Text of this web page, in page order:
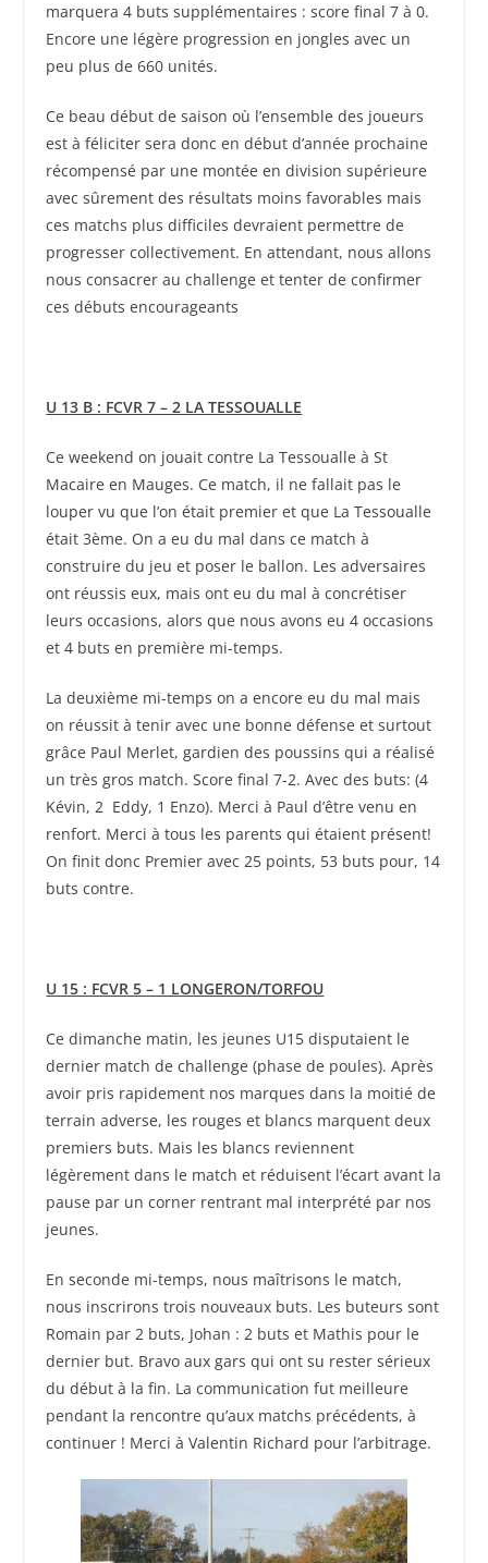
marquera 4 buts supplémentaires : score final 7 à 0.
Encore une légère progression en jongles avec un
peu plus de 660 unités.
Ce beau début de saison où l’ensemble des joueurs
est à féliciter sera donc en début d’année prochaine
récompensé par une montée en division supérieure
avec sûrement des résultats moins favorables mais
ces matchs plus difficiles devraient permettre de
progresser collectivement. En attendant, nous allons
nous consacrer au challenge et tenter de confirmer
ces débuts encourageants
U 13 B : FCVR 7 – 2 LA TESSOUALLE
Ce weekend on jouait contre La Tessoualle à St
Macaire en Mauges. Ce match, il ne fallait pas le
louper vu que l’on était premier et que La Tessoualle
était 3ème. On a eu du mal dans ce match à
construire du jeu et poser le ballon. Les adversaires
ont réussis eux, mais ont eu du mal à concrétiser
leurs occasions, alors que nous avons eu 4 occasions
et 4 buts en première mi-temps.
La deuxième mi-temps on a encore eu du mal mais
on réussit à tenir avec une bonne défense et surtout
grâce Paul Merlet, gardien des poussins qui a réalisé
un très gros match. Score final 7-2. Avec des buts: (4
Kévin, 2 Eddy, 1 Enzo). Merci à Paul d’être venu en
renfort. Merci à tous les parents qui étaient présent!
On finit donc Premier avec 25 points, 53 buts pour, 14
buts contre.
U 15 : FCVR 5 – 1 LONGERON/TORFOU
Ce dimanche matin, les jeunes U15 disputaient le
dernier match de challenge (phase de poules). Après
avoir pris rapidement nos marques dans la moitié de
terrain adverse, les rouges et blancs marquent deux
premiers buts. Mais les blancs reviennent
légèrement dans le match et réduisent l’écart avant la
pause par un corner rentrant mal interprété par nos
jeunes.
En seconde mi-temps, nous maîtrisons le match,
nous inscrirons trois nouveaux buts. Les buteurs sont
Romain par 2 buts, Johan : 2 buts et Mathis pour le
dernier but. Bravo aux gars qui ont su rester sérieux
du début à la fin. La communication fut meilleure
pendant la rencontre qu’aux matchs précédents, à
continuer ! Merci à Valentin Richard pour l’arbitrage.